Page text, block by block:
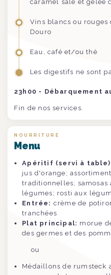
caramel salé et gelée
Vins blancs ou
Douro
Eau, café et/ou thé
Les digestifs ne sont
23h00 - Débarquement
Fin de nos services.
NOURRITURE
Menu
Apéritif (servi à
jus d'orange;
traditionnelles; samosas
légumes; rosti aux
Entrée: crème de
tranchées
Plat principal: morue
des germes et des
ou
Médaillons de rumsteck